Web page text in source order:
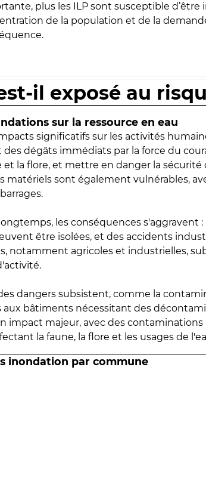
plus les ILP sont susceptible
de la population et de la
il exposé au
sur la ressource en eau
significatifs sur les activités
des dégâts immédiats par la force du
la flore, et mettre en danger la sécurité
matériels sont également vulnérables,
les conséquences s'aggravent
être isolées, et des accidents
notamment agricoles et industrielles,
dangers subsistent, comme la
bâtiments nécessitant des
impact majeur, avec des
la faune, la flore et les usages de
inondation par commune